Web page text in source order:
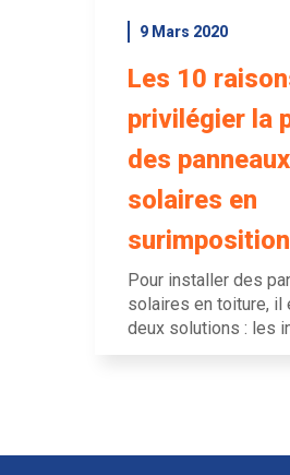
9 Mars 2020
Les 10
privilégier la
des panneaux
solaires en
surimposition
Pour installer des
solaires en toiture, il
deux solutions : les